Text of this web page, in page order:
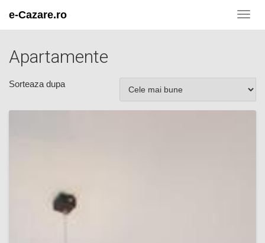
e-Cazare.ro
Apartamente
Sorteaza dupa